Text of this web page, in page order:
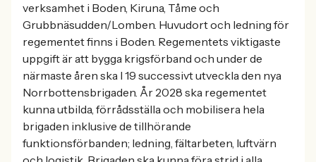
verksamhet i Boden, Kiruna, Tåme och
Grubbnäsudden/Lomben. Huvudort och ledning för
regementet finns i Boden. Regementets viktigaste
uppgift är att bygga krigsförband och under de
närmaste åren ska I 19 successivt utveckla den nya
Norrbottensbrigaden. År 2028 ska regementet
kunna utbilda, förrådsställa och mobilisera hela
brigaden inklusive de tillhörande
funktionsförbanden; ledning, fältarbeten, luftvärn